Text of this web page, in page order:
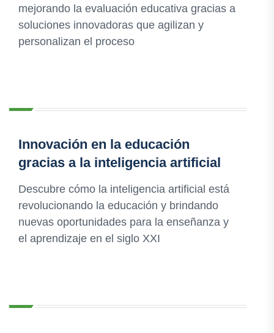
mejorando la evaluación educativa gracias a
soluciones innovadoras que agilizan y
personalizan el proceso
Innovación en la educación
gracias a la inteligencia artificial
Descubre cómo la inteligencia artificial está
revolucionando la educación y brindando
nuevas oportunidades para la enseñanza y
el aprendizaje en el siglo XXI